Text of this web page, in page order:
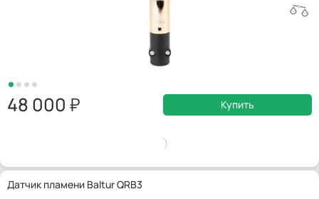
48 000 Купить
Датчик пламени Baltur QRB3